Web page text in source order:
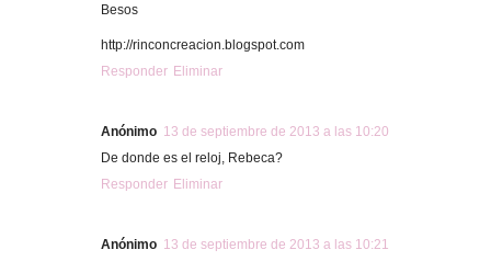
Besos
http://rinconcreacion.blogspot.com
Responder Eliminar
Anónimo 13 de septiembre de 2013 a las 10:20
De donde es el reloj, Rebeca?
Responder Eliminar
Anónimo 13 de septiembre de 2013 a las 10:21